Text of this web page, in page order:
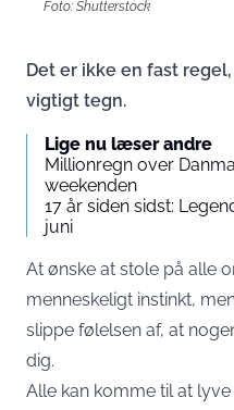
Foto: Shutterstock
Det er ikke en fast
vigtigt tegn.
Lige nu læser andre
Millionregn over
weekenden
17 år siden sidst:
juni
At ønske at stole på alle
menneskeligt instinkt,
slippe følelsen af, at
dig.
Alle kan komme til at